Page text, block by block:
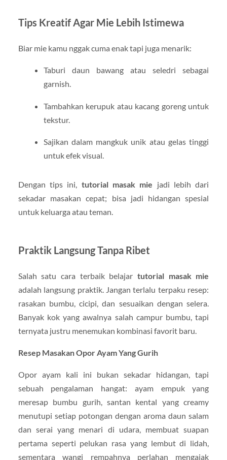
Tips Kreatif Agar Mie Lebih Istimewa
Biar mie kamu nggak cuma enak tapi juga menarik:
Taburi daun bawang atau seledri sebagai
garnish.
Tambahkan kerupuk atau kacang goreng untuk
tekstur.
Sajikan dalam mangkuk unik atau gelas tinggi
untuk efek visual.
Dengan tips ini, tutorial masak mie jadi lebih dari
sekadar masakan cepat; bisa jadi hidangan spesial
untuk keluarga atau teman.
Praktik Langsung Tanpa Ribet
Salah satu cara terbaik belajar tutorial masak mie
adalah langsung praktik. Jangan terlalu terpaku resep:
rasakan bumbu, cicipi, dan sesuaikan dengan selera.
Banyak kok yang awalnya salah campur bumbu, tapi
ternyata justru menemukan kombinasi favorit baru.
Resep Masakan Opor Ayam Yang Gurih
Opor ayam kali ini bukan sekadar hidangan, tapi
sebuah pengalaman hangat: ayam empuk yang
meresap bumbu gurih, santan kental yang creamy
menutupi setiap potongan dengan aroma daun salam
dan serai yang menari di udara, membuat suapan
pertama seperti pelukan rasa yang lembut di lidah,
sementara wangi rempahnya perlahan mengajak